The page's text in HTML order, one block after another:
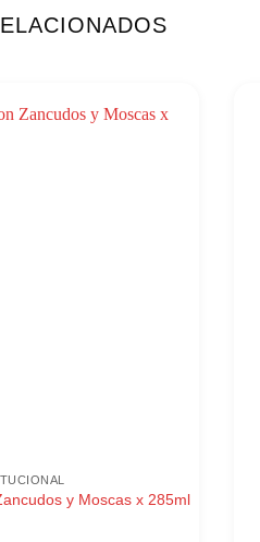
y Moscas x 285ml